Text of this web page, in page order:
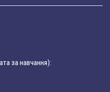
за навчання):